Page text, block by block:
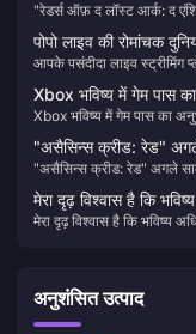
गया है और इस वर्ष के भीतर
"रेडर्स ऑफ़ द लॉस्ट आर्क: द
वर्ष के भीतर रिलीज़ किया जाएगा
पोपो लाइव की रोमांचक
🎥✨
आपके पसंदीदा लाइव स्ट्रीमिंग
रखें। हमारे सीधे पोपो लाइव
बनाएं और आनंद से कभी न चूकें!
Xbox भविष्य में गेम पास
Xbox भविष्य में गेम पास का
"असैसिन्स क्रीड: रेड" अगले
वार्स: आउटलॉज़" साल के
"असैसिन्स क्रीड: रेड" अगले
साल के अंत तक रिलीज़ होगी।
मेरा दृढ़ विश्वास है कि
अधिग्रहण में कोई
मेरा दृढ़ विश्वास है कि भविष्य
अनुशंसित उत्पाद